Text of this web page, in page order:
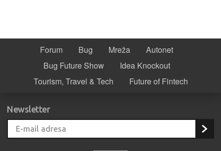
Forum Bug Mreža
Autonet
Bug Future Show
Idea Knockout
Tourism, Travel & Tech
Future of Fintech
Newsletter